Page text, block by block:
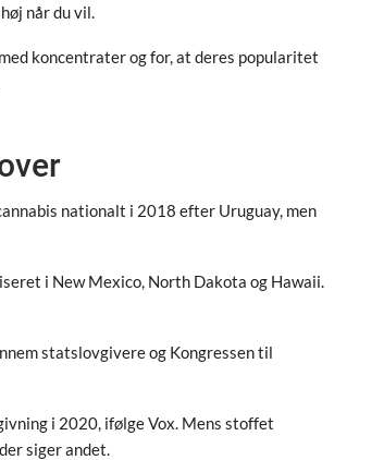
når du vil.
koncentrater og for, at deres popularitet
nationalt i 2018 efter Uruguay, men
i New Mexico, North Dakota og Hawaii.
statslovgivere og Kongressen til
i 2020, ifølge Vox. Mens stoffet
siger andet.